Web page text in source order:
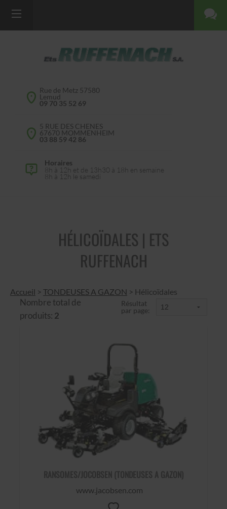
Rue de Metz 57580
Lemud
09 70 35 52 69
5 RUE DES CHENES
67670 MOMMENHEIM
03 88 59 42 86
Horaires
8h à 12h et de 13h30 à 18h en semaine
8h à 12h le samedi
HÉLICOÏDALES | ETS
RUFFENACH
Accueil > TONDEUSES A GAZON > Hélicoïdales
Nombre total de
produits: 2
Résultat
par page:
www.jacobsen.com